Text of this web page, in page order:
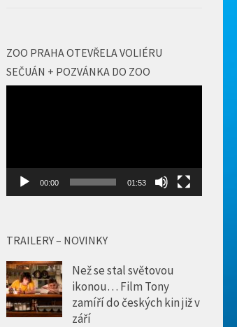
ZOO PRAHA OTEVŘELA VOLIÉRU
SEČUÁN + POZVÁNKA DO ZOO
00:00 01:53
TRAILERY – NOVINKY
Než se stal světovou
ikonou… Film Tony
zamíří do českých kin již v
září